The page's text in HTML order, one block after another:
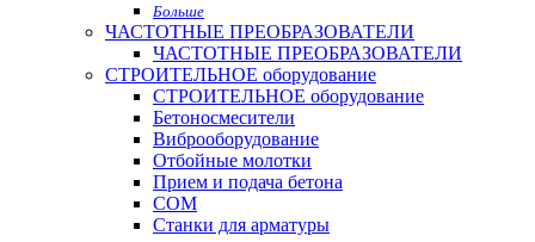
Больше
ЧАСТОТНЫЕ ПРЕОБРАЗОВАТЕЛИ
ЧАСТОТНЫЕ ПРЕОБРАЗОВАТЕЛИ
СТРОИТЕЛЬНОЕ оборудование
СТРОИТЕЛЬНОЕ оборудование
Бетоносмесители
Виброоборудование
Отбойные молотки
Прием и подача бетона
СОМ
Станки для арматуры